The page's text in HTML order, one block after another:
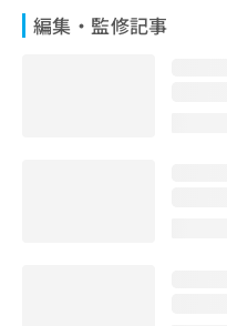
編集・監修記事